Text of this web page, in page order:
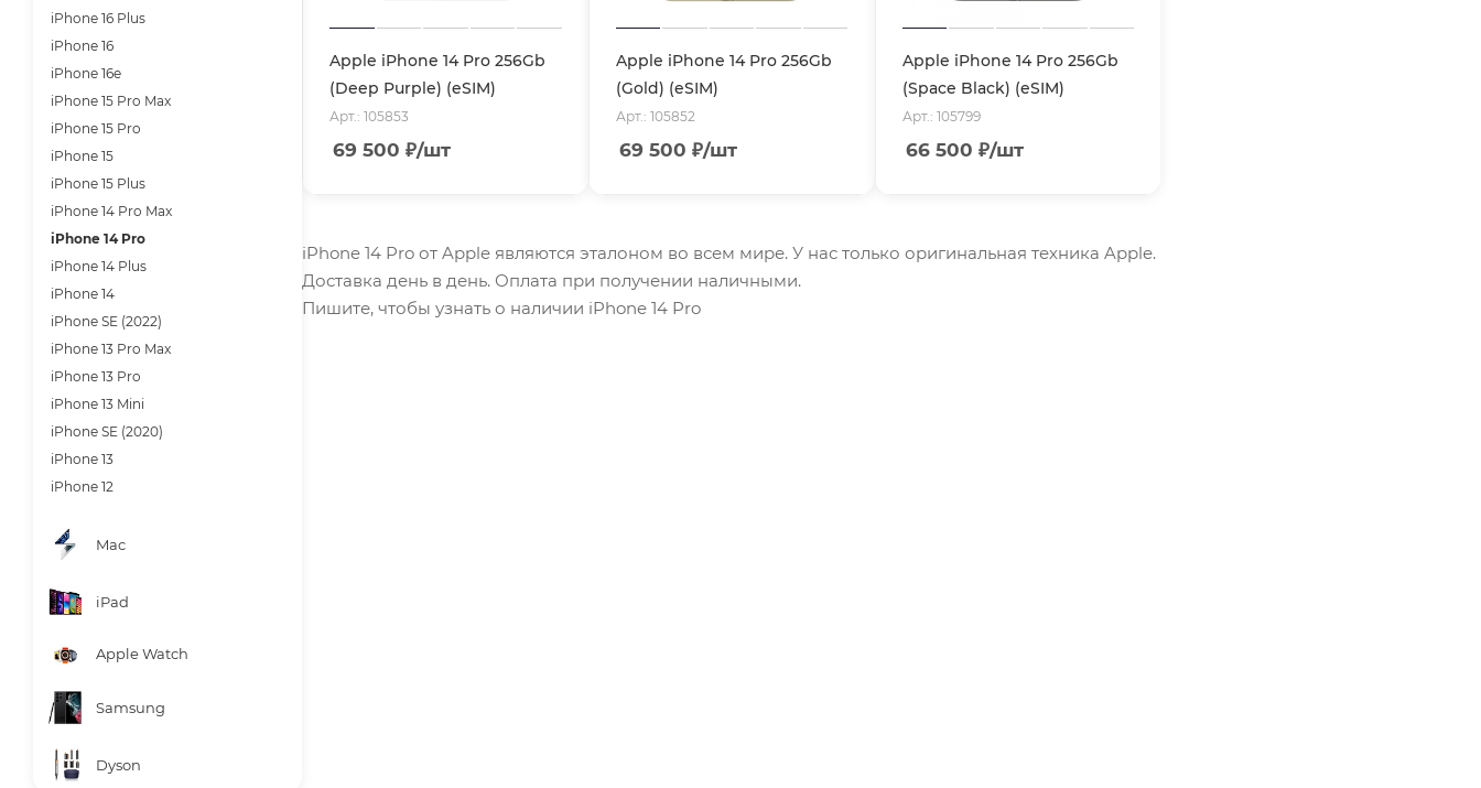
Apple iPhone 14 Pro 256Gb
(Deep Purple) (eSIM)
Арт.: 105853
69 500 ₽/шт
Apple iPhone 14 Pro 256Gb
(Gold) (eSIM)
Арт.: 105852
69 500 ₽/шт
Apple iPhone 14 Pro 256Gb
(Space Black) (eSIM)
Арт.: 105799
66 500 ₽/шт
iPhone 14 Pro от Apple являются эталоном во всем мире. У нас только оригинальная техника Apple.
Доставка день в день. Оплата при получении наличными.
Пишите, чтобы узнать о наличии iPhone 14 Pro
iPhone 16 Plus
iPhone 16
iPhone 16e
iPhone 15 Pro Max
iPhone 15 Pro
iPhone 15
iPhone 15 Plus
iPhone 14 Pro Max
iPhone 14 Pro
iPhone 14 Plus
iPhone 14
iPhone SE (2022)
iPhone 13 Pro Max
iPhone 13 Pro
iPhone 13 Mini
iPhone SE (2020)
iPhone 13
iPhone 12
Mac
iPad
Apple Watch
Samsung
Dyson